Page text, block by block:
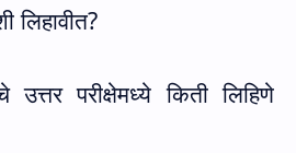
लिहावीत?
उत्तर परीक्षेमध्ये किती लिहिणे